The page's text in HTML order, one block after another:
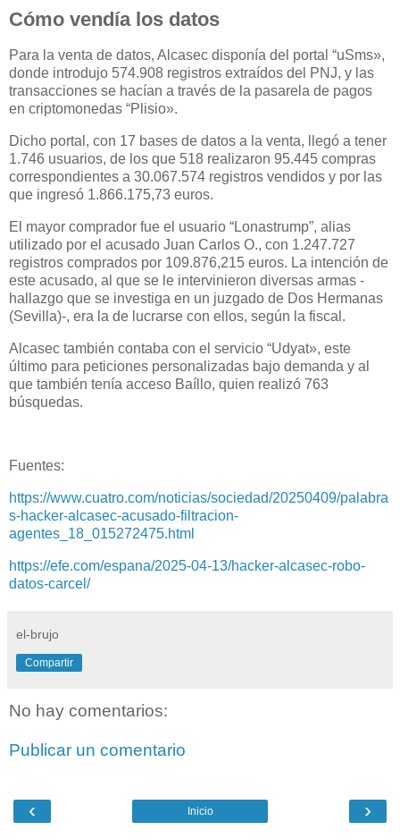
Cómo vendía los datos
Para la venta de datos, Alcasec disponía del portal “uSms»,
donde introdujo 574.908 registros extraídos del PNJ, y las
transacciones se hacían a través de la pasarela de pagos
en criptomonedas “Plisio».
Dicho portal, con 17 bases de datos a la venta, llegó a tener
1.746 usuarios, de los que 518 realizaron 95.445 compras
correspondientes a 30.067.574 registros vendidos y por las
que ingresó 1.866.175,73 euros.
El mayor comprador fue el usuario “Lonastrump”, alias
utilizado por el acusado Juan Carlos O., con 1.247.727
registros comprados por 109.876,215 euros. La intención de
este acusado, al que se le intervinieron diversas armas -
hallazgo que se investiga en un juzgado de Dos Hermanas
(Sevilla)-, era la de lucrarse con ellos, según la fiscal.
Alcasec también contaba con el servicio “Udyat», este
último para peticiones personalizadas bajo demanda y al
que también tenía acceso Baíllo, quien realizó 763
búsquedas.
Fuentes:
https://www.cuatro.com/noticias/sociedad/20250409/palabra
s-hacker-alcasec-acusado-filtracion-
agentes_18_015272475.html
https://efe.com/espana/2025-04-13/hacker-alcasec-robo-
datos-carcel/
el-brujo
Compartir
No hay comentarios:
Publicar un comentario
‹ ›
Inicio